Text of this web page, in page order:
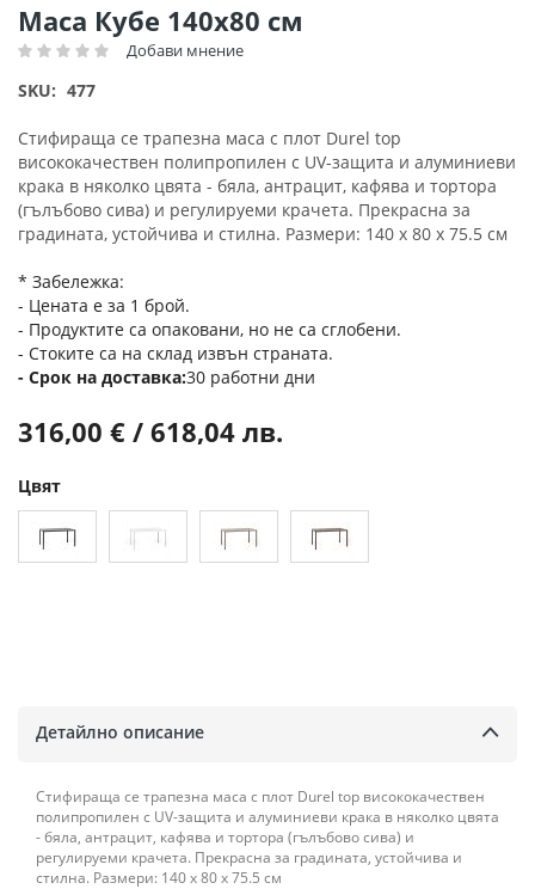
Маса Кубе 140х80 см
Рейтинг: Добави мнение
SKU 477
Стифираща се трапезна маса с плот Durel top
висококачествен полипропилен с UV-защита и алуминиеви
крака в няколко цвята - бяла, антрацит, кафява и тортора
(гълъбово сива) и регулируеми крачета. Прекрасна за
градината, устойчива и стилна. Размери: 140 х 80 х 75.5 см
* Забележка:
- Цената е за 1 брой.
- Продуктите са опаковани, но не са сглобени.
- Стоките са на склад извън страната.
Срок на доставка 30 работни дни
316,00 € / 618,04 лв.
Цвят
Преминете
към
началото
на
със
снимки
Детайлно описание
Стифираща се трапезна маса с плот Durel top висококачествен
полипропилен с UV-защита и алуминиеви крака в няколко цвята
- бяла, антрацит, кафява и тортора (гълъбово сива) и
регулируеми крачета. Прекрасна за градината, устойчива и
стилна. Размери: 140 х 80 х 75.5 см